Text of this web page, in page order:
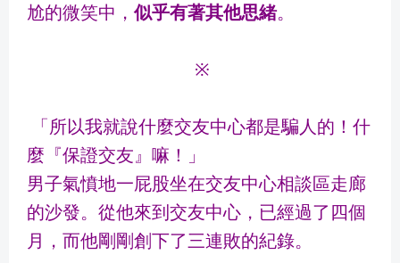
尬的微笑中，似乎有著其他思緒。
※
「所以我就說什麼交友中心都是騙人的！什
麼『保證交友』嘛！」
男子氣憤地一屁股坐在交友中心相談區走廊
的沙發。從他來到交友中心，已經過了四個
月，而他剛剛創下了三連敗的紀錄。